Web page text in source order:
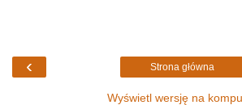
‹ Strona główna
Wyświetl wersję na